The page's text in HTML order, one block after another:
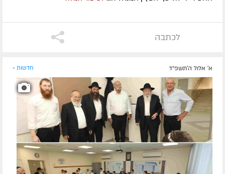
לכתבה
א' אלול ה׳תשפ״ד חדשות »